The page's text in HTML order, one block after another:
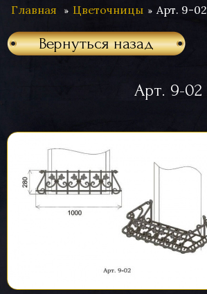
Главная Цветочницы Арт. 9-02
Вернуться назад
Арт. 9-02